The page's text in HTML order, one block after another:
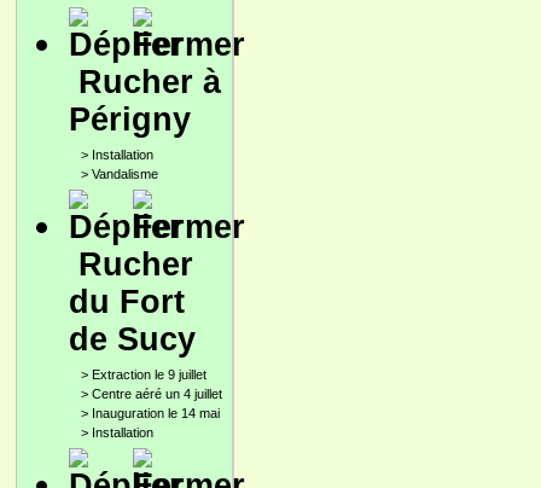
Rucher à
Périgny
> Installation
> Vandalisme
Rucher
du Fort
de Sucy
> Extraction le 9 juillet
> Centre aéré un 4 juillet
> Inauguration le 14 mai
> Installation